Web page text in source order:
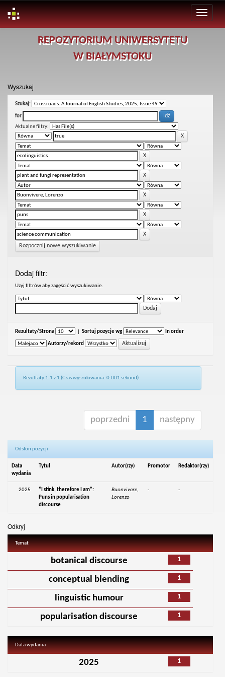
REPOZYTORIUM UNIWERSYTETU
W BIAŁYMSTOKU
Wyszukaj
Szukaj:
for
Aktualne filtry:
Rozpocznij nowe wyszukiwanie
Dodaj filtr:
Uzyj filtrów aby zagęścić wyszukiwanie.
Rezultaty/Strona Sortuj pozycje wg In order
Autorzy/rekord
Rezultaty 1-1 z 1 (Czas wyszukiwania: 0.001 sekund).
poprzedni 1 następny
Odsłon pozycji:
Data
wydania
Tytuł Autor(rzy) Promotor Redaktor(rzy)
2025
“I stink, therefore I am”:
Puns in popularisation
discourse
Buonvivere,
Lorenzo
- -
Odkryj
Temat
1
botanical discourse
1
conceptual blending
1
linguistic humour
1
popularisation discourse
Data wydania
1
2025